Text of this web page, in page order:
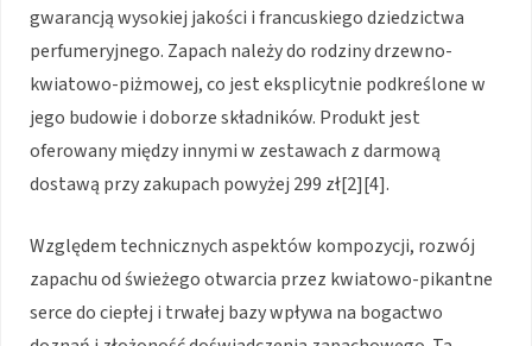
gwarancją wysokiej jakości i francuskiego dziedzictwa
perfumeryjnego. Zapach należy do rodziny drzewno-
kwiatowo-piżmowej, co jest eksplicytnie podkreślone w
jego budowie i doborze składników. Produkt jest
oferowany między innymi w zestawach z darmową
dostawą przy zakupach powyżej 299 zł[2][4].
Względem technicznych aspektów kompozycji, rozwój
zapachu od świeżego otwarcia przez kwiatowo-pikantne
serce do ciepłej i trwałej bazy wpływa na bogactwo